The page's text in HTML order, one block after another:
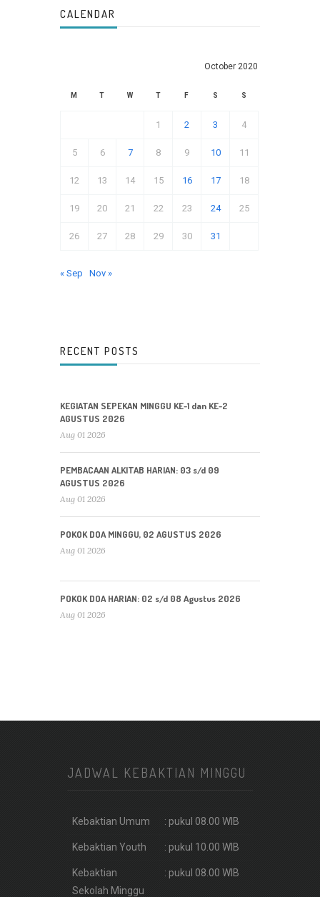
CALENDAR
October 2020
M T W T F S S
1 2 3 4
5 6 7 8 9 10 11
12 13 14 15 16 17 18
19 20 21 22 23 24 25
26 27 28 29 30 31
« Sep Nov »
RECENT POSTS
KEGIATAN SEPEKAN MINGGU KE-1 dan KE-2
AGUSTUS 2026
Aug 01 2026
PEMBACAAN ALKITAB HARIAN: 03 s/d 09
AGUSTUS 2026
Aug 01 2026
POKOK DOA MINGGU, 02 AGUSTUS 2026
Aug 01 2026
POKOK DOA HARIAN: 02 s/d 08 Agustus 2026
Aug 01 2026
JADWAL KEBAKTIAN MINGGU
Kebaktian Umum : pukul 08.00 WIB
Kebaktian Youth : pukul 10.00 WIB
Kebaktian
Sekolah Minggu
: pukul 08.00 WIB